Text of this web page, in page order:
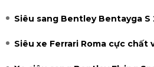
Siêu sang Bentley Bentayga S
Siêu xe Ferrari Roma cực chất